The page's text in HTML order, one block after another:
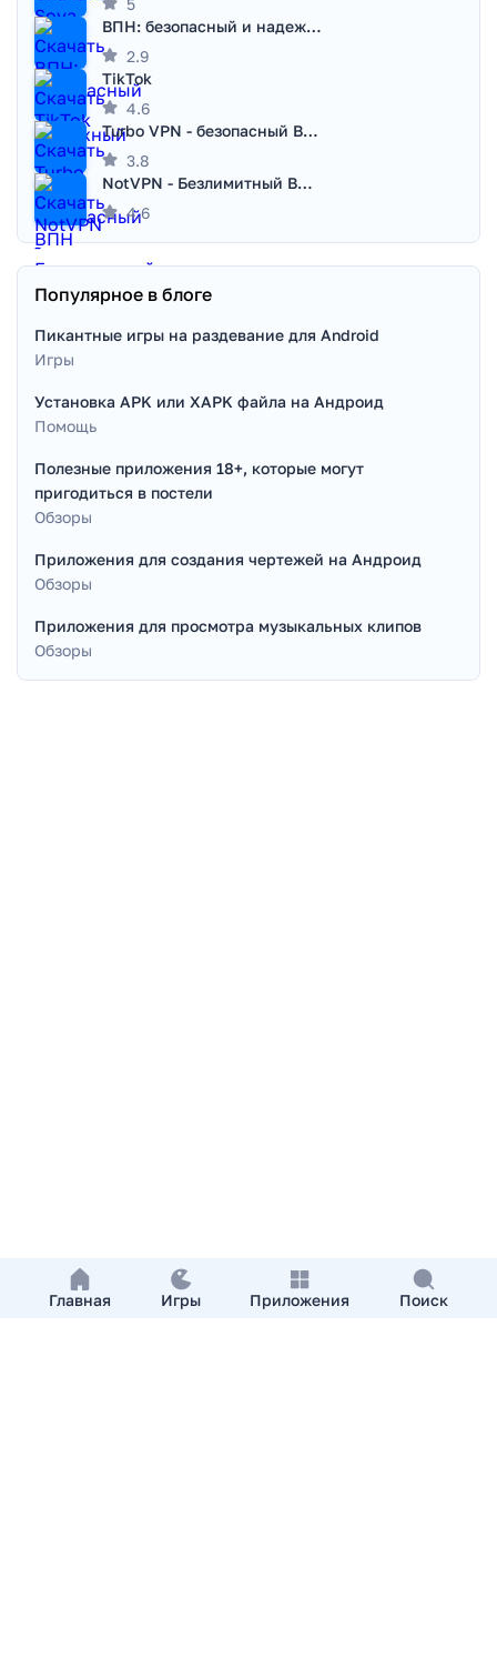
Главная Игры Приложения Поиск
ВПН: безопасный и надежный VPN
2.9
TikTok
4.6
Turbo VPN - безопасный ВПН
3.8
NotVPN - Безлимитный ВПН | VPN
4.6
Популярное в блоге
Пикантные игры на раздевание для Android
Игры
Установка APK или XAPK файла на Андроид
Помощь
Полезные приложения 18+, которые могут
пригодиться в постели
Обзоры
Приложения для создания чертежей на Андроид
Обзоры
Приложения для просмотра музыкальных клипов
Обзоры